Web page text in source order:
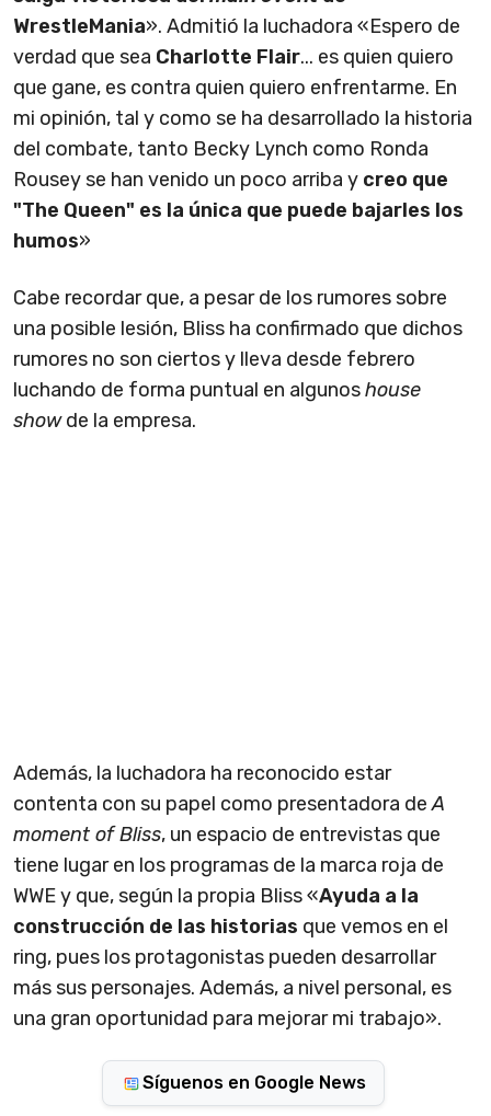
WrestleMania». Admitió la luchadora «Espero de
verdad que sea Charlotte Flair... es quien quiero
que gane, es contra quien quiero enfrentarme. En
mi opinión, tal y como se ha desarrollado la historia
del combate, tanto Becky Lynch como Ronda
Rousey se han venido un poco arriba y creo que
"The Queen" es la única que puede bajarles los
humos»
Cabe recordar que, a pesar de los rumores sobre
una posible lesión, Bliss ha confirmado que dichos
rumores no son ciertos y lleva desde febrero
luchando de forma puntual en algunoshouse
showde la empresa.
Además, la luchadora ha reconocido estar
contenta con su papel como presentadora deA
moment of Bliss, un espacio de entrevistas que
tiene lugar en los programas de la marca roja de
WWE y que, según la propia Bliss «Ayuda a la
construcción de las historias que vemos en el
ring, pues los protagonistas pueden desarrollar
más sus personajes. Además, a nivel personal, es
una gran oportunidad para mejorar mi trabajo».
Síguenos en Google News